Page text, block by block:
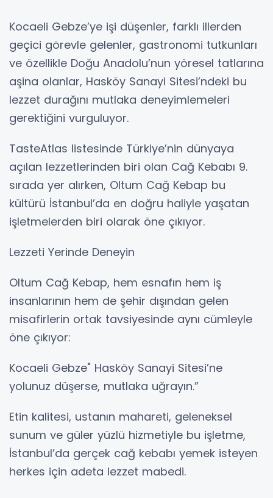
Kocaeli Gebze’ye işi düşenler, farklı illerden
geçici görevle gelenler, gastronomi tutkunları
ve özellikle Doğu Anadolu’nun yöresel tatlarına
aşina olanlar, Hasköy Sanayi Sitesi’ndeki bu
lezzet durağını mutlaka deneyimlemeleri
gerektiğini vurguluyor.
TasteAtlas listesinde Türkiye’nin dünyaya
açılan lezzetlerinden biri olan Cağ Kebabı 9.
sırada yer alırken, Oltum Cağ Kebap bu
kültürü İstanbul’da en doğru haliyle yaşatan
işletmelerden biri olarak öne çıkıyor.
Lezzeti Yerinde Deneyin
Oltum Cağ Kebap, hem esnafın hem iş
insanlarının hem de şehir dışından gelen
misafirlerin ortak tavsiyesinde aynı cümleyle
öne çıkıyor:
Kocaeli Gebze" Hasköy Sanayi Sitesi’ne
yolunuz düşerse, mutlaka uğrayın.”
Etin kalitesi, ustanın mahareti, geleneksel
sunum ve güler yüzlü hizmetiyle bu işletme,
İstanbul’da gerçek cağ kebabı yemek isteyen
herkes için adeta lezzet mabedi.